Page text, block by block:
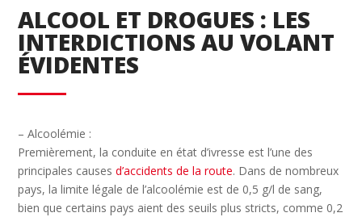
ALCOOL ET DROGUES : LES
INTERDICTIONS AU VOLANT
ÉVIDENTES
– Alcoolémie :
Premièrement, la conduite en état d’ivresse est l’une des
principales causesd’accidents de la route. Dans de nombreux
pays, la limite légale de l’alcoolémie est de 0,5 g/l de sang,
bien que certains pays aient des seuils plus stricts, comme 0,2